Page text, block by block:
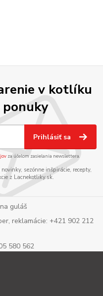
v kotlíku
Prihlásiť sa
za účelom zasielania newslettera.
sezónne inšpirácie, recepty,
z Lacnekotliky.sk.
guláš
reklamácie: +421 902 212
580 562